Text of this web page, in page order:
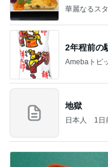
華麗なるス
2年程前の
Amebaトピ
地獄
日本人 1日